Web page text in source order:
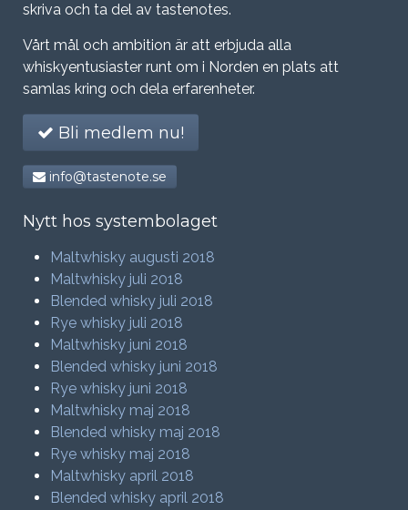
skriva och ta del av tastenotes.
Vårt mål och ambition är att erbjuda alla
whiskyentusiaster runt om i Norden en plats att
samlas kring och dela erfarenheter.
Bli medlem nu!
info@tastenote.se
Nytt hos systembolaget
Maltwhisky augusti 2018
Maltwhisky juli 2018
Blended whisky juli 2018
Rye whisky juli 2018
Maltwhisky juni 2018
Blended whisky juni 2018
Rye whisky juni 2018
Maltwhisky maj 2018
Blended whisky maj 2018
Rye whisky maj 2018
Maltwhisky april 2018
Blended whisky april 2018